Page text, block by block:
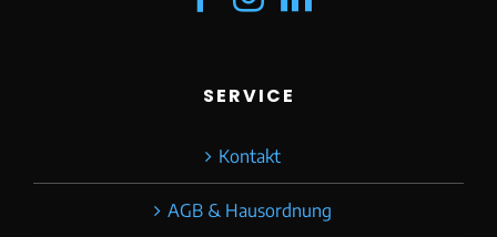
SERVICE
Kontakt
AGB & Hausordnung